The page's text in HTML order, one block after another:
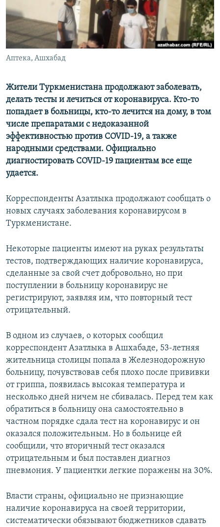
Аптека, Ашхабад
Жители Туркменистана продолжают заболевать,
делать тесты и лечиться от коронавируса. Кто-то
попадает в больницы, кто-то лечится на дому, в том
числе препаратами с недоказанной
эффективностью против COVID-19, а также
народными средствами. Официально
диагностировать COVID-19 пациентам все еще
удается.
Корреспонденты Азатлыка продолжают сообщать о
новых случаях заболевания коронавирусом в
Туркменистане.
Некоторые пациенты имеют на руках результаты
тестов, подтверждающих наличие коронавируса,
сделанные за свой счет добровольно, но при
поступлении в больницу коронавирус не
регистрируют, заявляя им, что повторный тест
отрицательный.
В одном из случаев, о которых сообщил
корреспондент Азатлыка в Ашхабаде, 53-летняя
жительница столицы попала в Железнодорожную
больницу, почувствовав себя плохо после прививки
от гриппа, появилась высокая температура и
несколько дней ничем не сбивалась. Перед тем как
обратиться в больницу она самостоятельно в
частном порядке сдала тест на коронавирус и он
оказался положительным. Но в больнице ей
сообщили, что вторичный тест оказался
отрицательным и был поставлен диагноз
пневмония. У пациентки легкие поражены на 30%.
Власти страны, официально не признающие
наличие коронавируса на своей территории,
систематически обязывают бюджетников сдавать